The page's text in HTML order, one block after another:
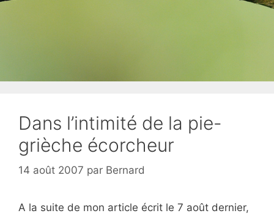
Dans l’intimité de la pie-
grièche écorcheur
14 août 2007 par Bernard
A la suite de mon article écrit le 7 août dernier,